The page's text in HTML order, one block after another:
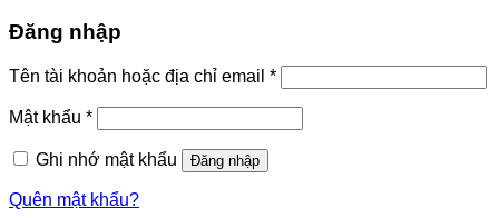
Đăng nhập
Tên tài khoản hoặc địa chỉ email *
Mật khẩu *
Ghi nhớ mật khẩu Đăng nhập
Quên mật khẩu?